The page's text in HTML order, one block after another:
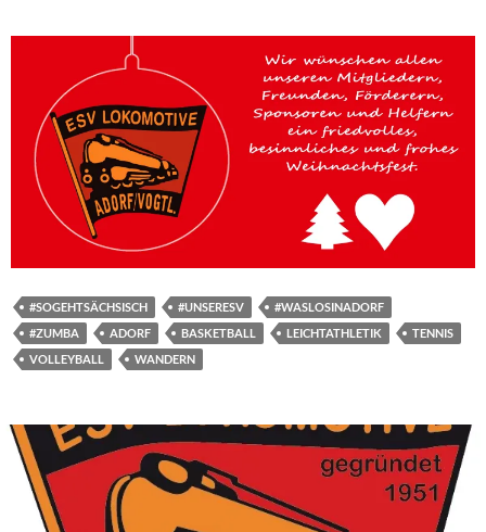
#SOGEHTSÄCHSISCH #UNSERESV
#WASLOSINADORF
#ZUMBA
ADORF BASKETBALL LEICHTATHLETIK
TENNIS
VOLLEYBALL
WANDERN